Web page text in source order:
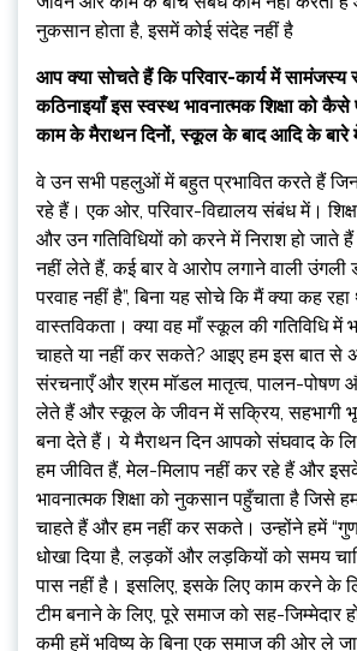
नुकसान होता है, इसमें कोई संदेह नहीं है
आप क्या सोचते हैं कि परिवार-कार्य में सामंजस्य
कठिनाइयाँ इस स्वस्थ भावनात्मक शिक्षा को कैसे
काम के मैराथन दिनों, स्कूल के बाद आदि के बारे
वे उन सभी पहलुओं में बहुत प्रभावित करते हैं
रहे हैं। एक ओर, परिवार-विद्यालय संबंध में।
और उन गतिविधियों को करने में निराश हो जाते हैं
नहीं लेते हैं, कई बार वे आरोप लगाने वाली उंगली
परवाह नहीं है”, बिना यह सोचे कि मैं क्या कह
वास्तविकता। क्या वह माँ स्कूल की गतिविधि में
चाहते या नहीं कर सकते? आइए हम इस बात से
संरचनाएँ और श्रम मॉडल मातृत्व, पालन-पोषण
लेते हैं और स्कूल के जीवन में सक्रिय, सहभागी
बना देते हैं। ये मैराथन दिन आपको संघवाद के
हम जीवित हैं, मेल-मिलाप नहीं कर रहे हैं और
भावनात्मक शिक्षा को नुकसान पहुँचाता है जिसे
चाहते हैं और हम नहीं कर सकते। उन्होंने हमें
धोखा दिया है, लड़कों और लड़कियों को समय
पास नहीं है। इसलिए, इसके लिए काम करने के
टीम बनाने के लिए, पूरे समाज को सह-जिम्मेदार
कमी हमें भविष्य के बिना एक समाज की ओर ले